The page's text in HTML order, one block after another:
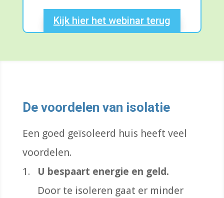
Kijk hier het webinar terug
De voordelen van isolatie
Een goed geïsoleerd huis heeft veel
voordelen.
U bespaart energie en geld.
Door te isoleren gaat er minder